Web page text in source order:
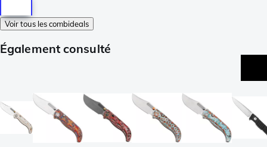
Voir tous les combideals
Également consulté